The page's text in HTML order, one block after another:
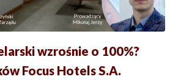
wzrośnie o 100%?
Focus Hotels S.A.